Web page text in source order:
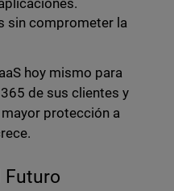
sin comprometer la
hoy mismo para
de sus clientes y
protección a
Futuro